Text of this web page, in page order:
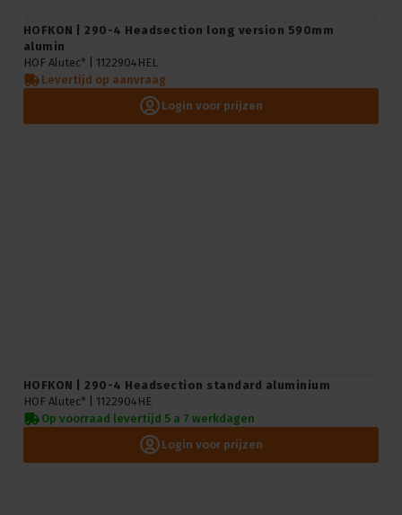
HOFKON | 290-4 Headsection long version 590mm
alumin
HOF Alutec* | 1122904HEL
Levertijd op aanvraag
Login voor prijzen
HOFKON | 290-4 Headsection standard aluminium
HOF Alutec* | 1122904HE
Op voorraad levertijd 5 a 7 werkdagen
Login voor prijzen